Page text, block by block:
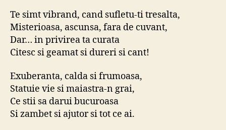
Te simt vibrand, cand sufletu-ti tresalta,
Misterioasa, ascunsa, fara de cuvant,
Dar… in privirea ta curata
Citesc si geamat si dureri si cant!
Exuberanta, calda si frumoasa,
Statuie vie si maiastra-n grai,
Ce stii sa darui bucuroasa
Si zambet si ajutor si tot ce ai.